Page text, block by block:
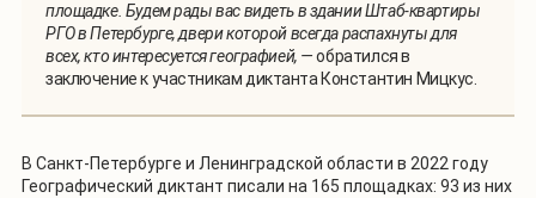
площадке. Будем рады вас видеть в здании Штаб-квартиры
РГО в Петербурге, двери которой всегда распахнуты для
всех, кто интересуется географией, — обратился в
заключение к участникам диктанта Константин Мицкус.
В Санкт-Петербурге и Ленинградской области в 2022 году
Географический диктант писали на 165 площадках: 93 из них